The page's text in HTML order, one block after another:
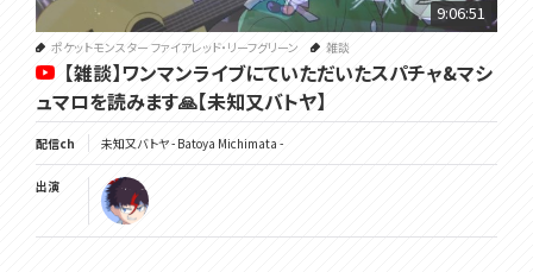
#voms_project
9:06:51
ポケットモンスター ファイアレッド・リーフグリーン 雑談
【雑談】ワンマンライブにていただいたスパチャ&マシ
ュマロを読みます🙏【未知又バトヤ】
配信ch 未知又バトヤ - Batoya Michimata -
出演